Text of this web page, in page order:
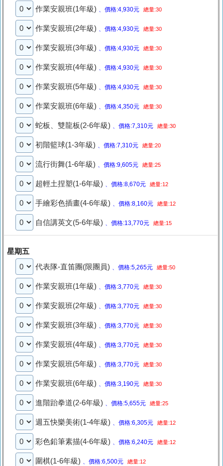
作業安親班(1年級) 、價格:4,930元 總量:30
作業安親班(2年級) 、價格:4,930元 總量:30
作業安親班(3年級) 、價格:4,930元 總量:30
作業安親班(4年級) 、價格:4,930元 總量:30
作業安親班(5年級) 、價格:4,930元 總量:30
作業安親班(6年級) 、價格:4,350元 總量:30
蛇板、雙龍板(2-6年級) 、價格:7,310元 總量:30
初階籃球(1-3年級) 、價格:7,310元 總量:20
流行街舞(1-6年級) 、價格:9,605元 總量:25
超輕土捏塑(1-6年級) 、價格:8,670元 總量:12
手繪彩色插畫(4-6年級) 、價格:8,160元 總量:12
自信講英文(5-6年級) 、價格:13,770元 總量:15
星期五
代表隊-直笛團(限團員) 、價格:5,265元 總量:50
作業安親班(1年級) 、價格:3,770元 總量:30
作業安親班(2年級) 、價格:3,770元 總量:30
作業安親班(3年級) 、價格:3,770元 總量:30
作業安親班(4年級) 、價格:3,770元 總量:30
作業安親班(5年級) 、價格:3,770元 總量:30
作業安親班(6年級) 、價格:3,190元 總量:30
進階跆拳道(2-6年級) 、價格:5,655元 總量:25
週五快樂美術(1-4年級) 、價格:6,305元 總量:12
彩色鉛筆素描(4-6年級) 、價格:6,240元 總量:12
圍棋(1-6年級) 、價格:6,500元 總量:12